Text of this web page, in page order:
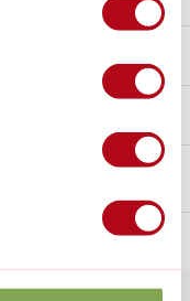
de tuinspecialist